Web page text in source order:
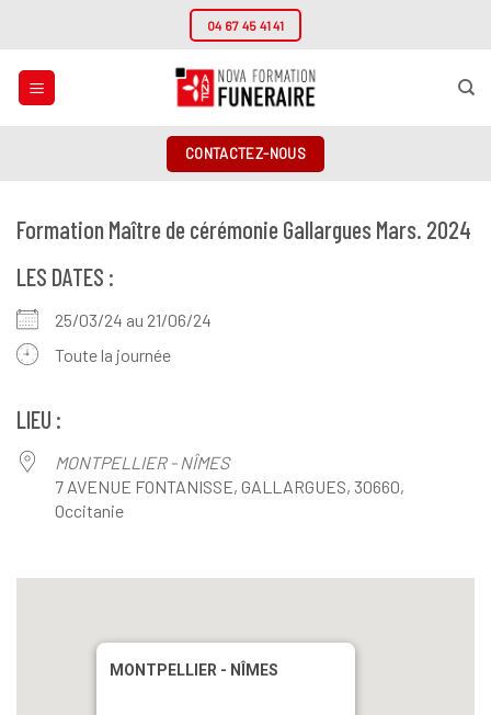
contenu
04 67 45 41 41
CONTACTEZ-NOUS
Formation Maître de cérémonie Gallargues Mars. 2024
LES DATES :
25/03/24 au 21/06/24
Toute la journée
LIEU :
MONTPELLIER - NÎMES
7 AVENUE FONTANISSE, GALLARGUES, 30660,
Occitanie
MONTPELLIER - NÎMES